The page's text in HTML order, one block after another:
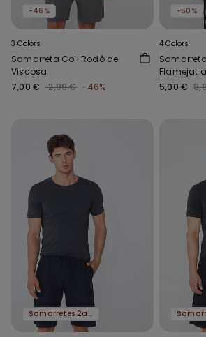
-46%
3 Colors
Samarreta Coll Rodó de
Viscosa
7,00 € 12,99 € -46%
-50%
4 Colors
Flamejat
5,00 €
Samarretes 2a al -50%